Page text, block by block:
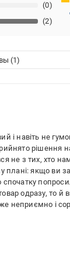
(2)
(0)
і навіть не
рішення
не з тих, хто
плані: якщо ви
спочатку
одразу, то
неприємно і